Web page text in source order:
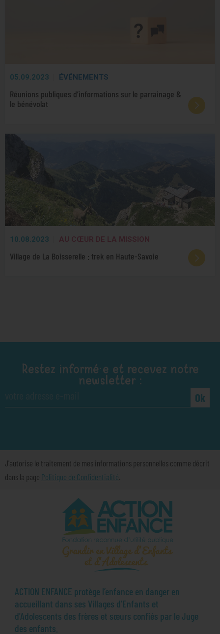
05.09.2023 ÉVÉNEMENTS
Réunions publiques d’informations sur le parrainage &
le bénévolat
10.08.2023 AU CŒUR DE LA MISSION
Village de La Boisserelle : trek en Haute-Savoie
Restez informé·e et recevez notre
newsletter :
Ok
J'autorise le traitement de mes informations personnelles comme décrit
dans la page Politique de Confidentialité.
ACTION ENFANCE protège l’enfance en danger en
accueillant dans ses Villages d’Enfants et
d'Adolescents des frères et sœurs confiés par le Juge
des enfants.